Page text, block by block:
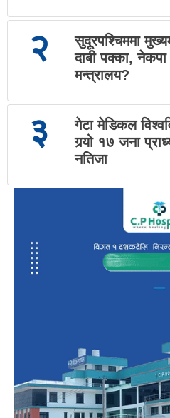
२
सुदूरपश्चिममा
दाबी पक्का,
मन्त्रालय?
३
गेटा मेडिकल
गर्‍यो १७ जना
नतिजा